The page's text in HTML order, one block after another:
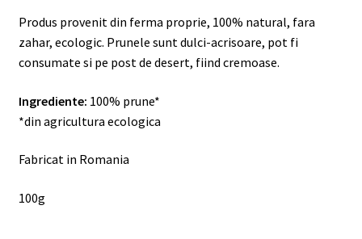
Produs provenit din ferma proprie, 100% natural, fara
zahar, ecologic. Prunele sunt dulci-acrisoare, pot fi
consumate si pe post de desert, fiind cremoase.
Ingrediente: 100% prune*
*din agricultura ecologica
Fabricat in Romania
100g